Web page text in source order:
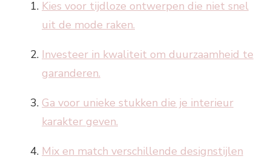
Kies voor tijdloze ontwerpen die niet snel
uit de mode raken.
Investeer in kwaliteit om duurzaamheid te
garanderen.
Ga voor unieke stukken die je interieur
karakter geven.
Mix en match verschillende designstijlen